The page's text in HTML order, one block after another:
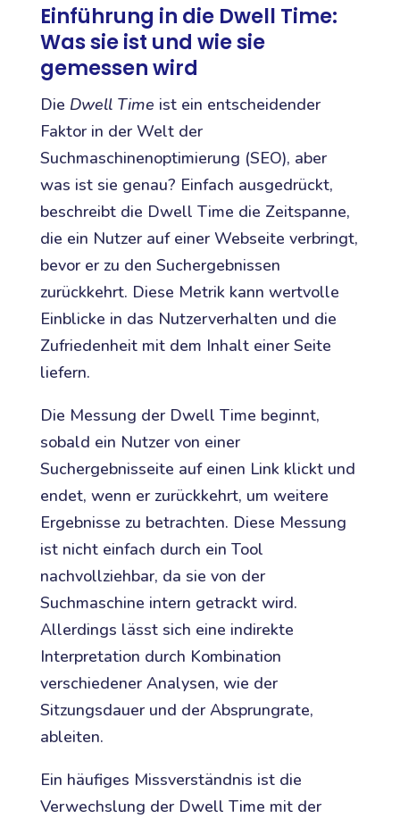
Einführung in die Dwell Time:
Was sie ist und wie sie
gemessen wird
Die Dwell Time ist ein entscheidender
Faktor in der Welt der
Suchmaschinenoptimierung (SEO), aber
was ist sie genau? Einfach ausgedrückt,
beschreibt die Dwell Time die Zeitspanne,
die ein Nutzer auf einer Webseite verbringt,
bevor er zu den Suchergebnissen
zurückkehrt. Diese Metrik kann wertvolle
Einblicke in das Nutzerverhalten und die
Zufriedenheit mit dem Inhalt einer Seite
liefern.
Die Messung der Dwell Time beginnt,
sobald ein Nutzer von einer
Suchergebnisseite auf einen Link klickt und
endet, wenn er zurückkehrt, um weitere
Ergebnisse zu betrachten. Diese Messung
ist nicht einfach durch ein Tool
nachvollziehbar, da sie von der
Suchmaschine intern getrackt wird.
Allerdings lässt sich eine indirekte
Interpretation durch Kombination
verschiedener Analysen, wie der
Sitzungsdauer und der Absprungrate,
ableiten.
Ein häufiges Missverständnis ist die
Verwechslung der Dwell Time mit der